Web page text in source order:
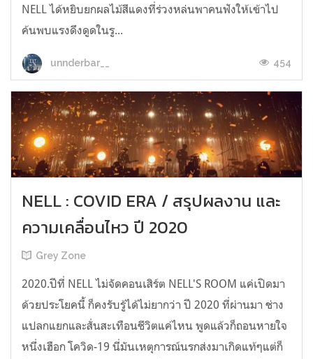
NELL ได้หยิบยกผลไม้สีแดงที่ร่วงหล่นพาคนฟังให้เข้าไป
ค้นพบแรงดึงดูดในรู...
unnderbar__ 454
NELL : COVID ERA / สรุปผลงาน และ
ความเคลื่อนไหว ปี 2020
Grey Zone
2020.ปีที่ NELL ไม่จัดคอนเสิร์ต NELL'S ROOM แค่เปิดมา
ด้วยประโยคนี้ ก็คงรับรู้ได้ไม่ยากว่า ปี 2020 ที่ผ่านมา ช่าง
แปลกแยกและสั่นสะเทือนชีวิตแค่ไหน พูดแล้วก็ถอนหายใจ
หนึ่งเฮือก โควิด-19 นี่มันเหตุการณ์นรกส่งมาเกิดแท้ๆแต่ก็